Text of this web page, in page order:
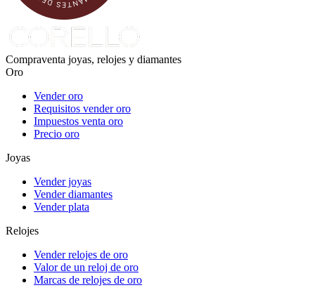
Compraventa joyas, relojes y diamantes
Oro
Vender oro
Requisitos vender oro
Impuestos venta oro
Precio oro
Joyas
Vender joyas
Vender diamantes
Vender plata
Relojes
Vender relojes de oro
Valor de un reloj de oro
Marcas de relojes de oro